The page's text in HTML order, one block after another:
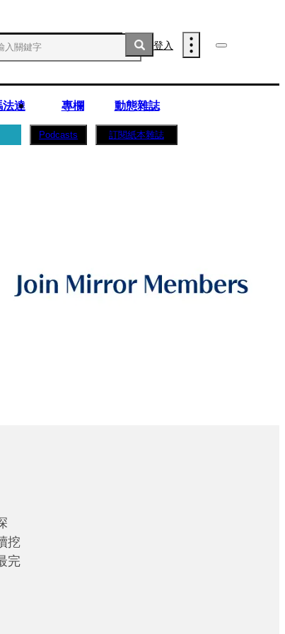
登入
法達 專欄
動態雜誌
Podcasts 訂閱紙本雜誌
挖
完